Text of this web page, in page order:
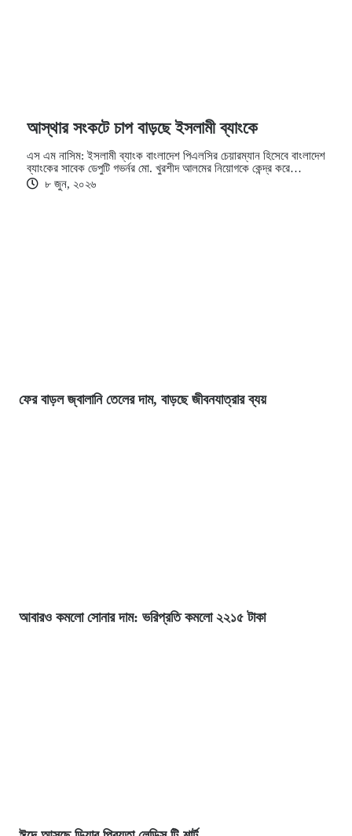
আস্থার সংকটে চাপ বাড়ছে ইসলামী ব্যাংকে
এস এম নাসিম: ইসলামী ব্যাংক বাংলাদেশ পিএলসির চেয়ারম্যান হিসেবে বাংলাদেশ
ব্যাংকের সাবেক ডেপুটি গভর্নর মো. খুরশীদ আলমের নিয়োগকে কেন্দ্র করে…
৮ জুন, ২০২৬
ফের বাড়ল জ্বালানি তেলের দাম, বাড়ছে জীবনযাত্রার ব্যয়
আবারও কমলো সোনার দাম: ভরিপ্রতি কমলো ২২১৫ টাকা